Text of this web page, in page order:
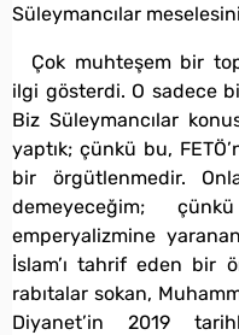
Süleymancılar
Çok muhteşem bir
ilgi gösterdi. O sadece
Biz Süleymancılar
yaptık; çünkü bu,
bir örgütlenmedir.
demeyeceğim;
emperyalizmine
İslam’ı tahrif eden bir
rabıtalar sokan,
Diyanet’in 2019